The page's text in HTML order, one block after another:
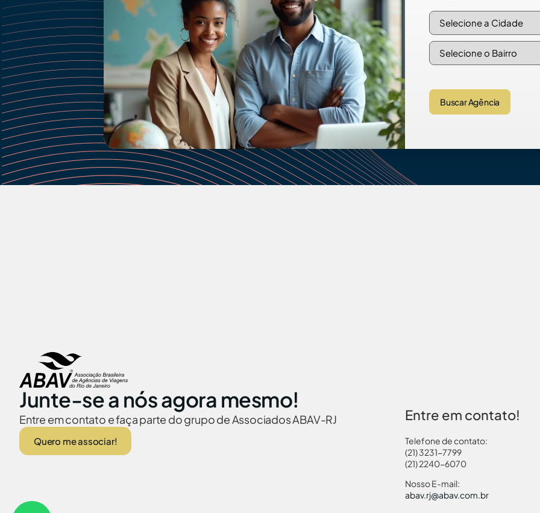
Buscar Agência
Junte-se a nós agora mesmo!
Entre em contato e faça parte do grupo de Associados ABAV-RJ
Quero me associar!
Entre em contato!
Telefone de contato:
(21) 3231-7799
(21) 2240-6070
Nosso E-mail:
abav.rj@abav.com.br